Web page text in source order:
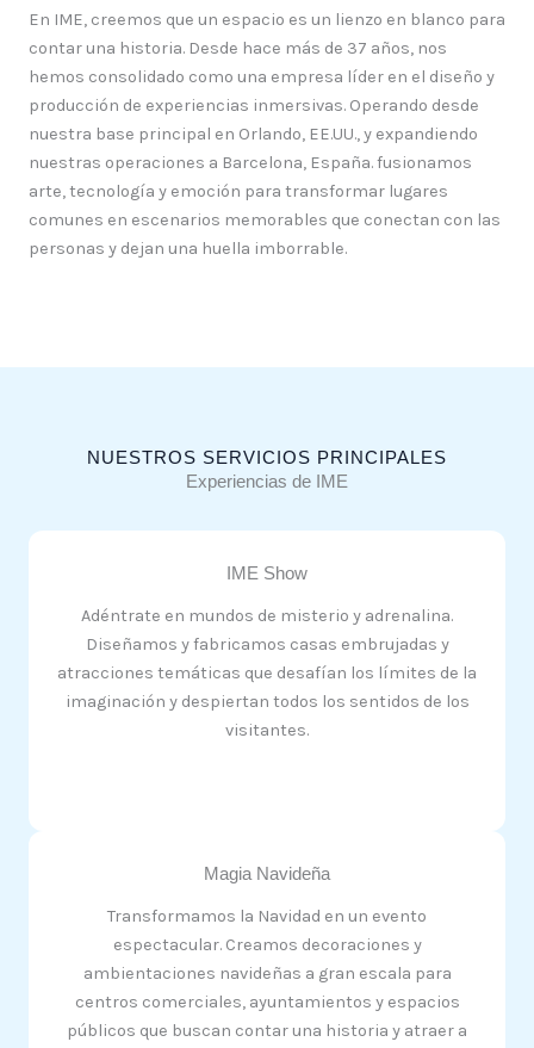
En IME, creemos que un espacio es un lienzo en blanco para
contar una historia. Desde hace más de 37 años, nos
hemos consolidado como una empresa líder en el diseño y
producción de experiencias inmersivas. Operando desde
nuestra base principal en Orlando, EE.UU., y expandiendo
nuestras operaciones a Barcelona, España. fusionamos
arte, tecnología y emoción para transformar lugares
comunes en escenarios memorables que conectan con las
personas y dejan una huella imborrable.
NUESTROS SERVICIOS PRINCIPALES
Experiencias de IME
IME Show
Adéntrate en mundos de misterio y adrenalina.
Diseñamos y fabricamos casas embrujadas y
atracciones temáticas que desafían los límites de la
imaginación y despiertan todos los sentidos de los
visitantes.
Magia Navideña
Transformamos la Navidad en un evento
espectacular. Creamos decoraciones y
ambientaciones navideñas a gran escala para
centros comerciales, ayuntamientos y espacios
públicos que buscan contar una historia y atraer a